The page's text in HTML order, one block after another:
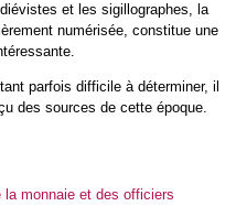
et les sigillographes, la
numérisée, constitue une
parfois difficile à déterminer, il
des sources de cette époque.
monnaie et des officiers